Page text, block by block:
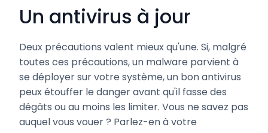
Un antivirus à jour
Deux précautions valent mieux qu'une. Si, malgré
toutes ces précautions, un malware parvient à
se déployer sur votre système, un bon antivirus
peux étouffer le danger avant qu'il fasse des
dégâts ou au moins les limiter. Vous ne savez pas
auquel vous vouer ? Parlez-en à votre